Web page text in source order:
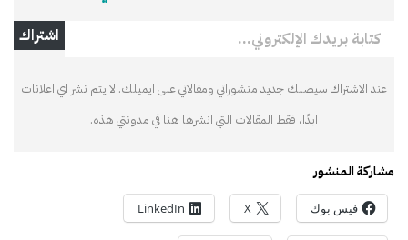
اشتراك
عند الاشتراك سيصلك جديد منشوراتي ومقالاتي على ايميلك. لا يتم نشر اي اعلانات
ابدًا، فقط المقالات التي انشرها هنا في مدونتي هذه.
مشاركة المنشور
فيس بوك X
LinkedIn